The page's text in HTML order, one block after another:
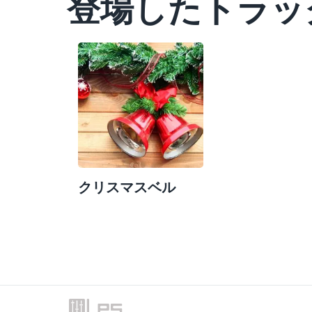
登場したトラ
クリスマスベル